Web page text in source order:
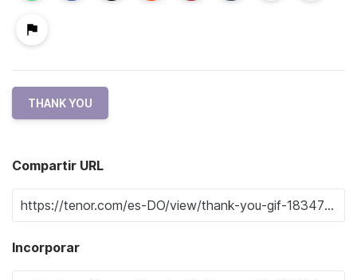
THANK YOU
Compartir URL
Incorporar